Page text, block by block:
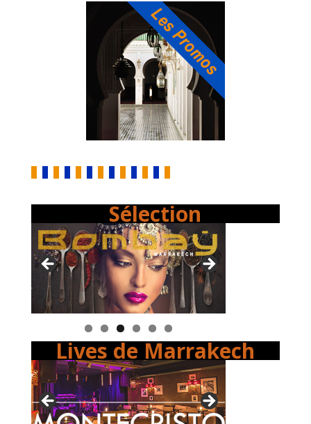
Sélection
Lives de Marrakech